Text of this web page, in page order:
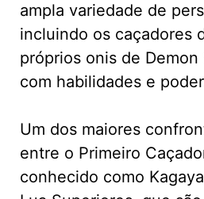
ampla variedade de
incluindo os caçadores
próprios onis de Demon
com habilidades e
Um dos maiores
entre o Primeiro
conhecido como